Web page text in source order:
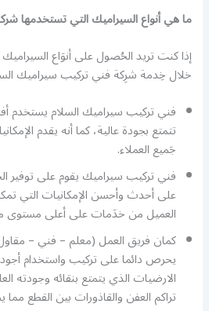
ما هي أنواع السيراميك التي تستخدمها
إذا كنت تريد الحُصول على أنوَاع
خلال خِدمة شرِكة فني تركيب سيراميك
فني تركيب سيراميك السلام يستخدم
تتمتع بجودة عالية، كما أنه يقدم
جَميع العملاء.
فني تركيب سيراميك يقوم على توفير
على أحدث وأحسن الإمكانيات التي
العميل من خدَمات على أعلى مستوى
كمان فريق العمل (معلم – فني –
يحرص دائما على تركيب واستخدام
الارضيات الذي يتمتع بنقائه وجودته
تراكم العفن والقاذورات بين القطع